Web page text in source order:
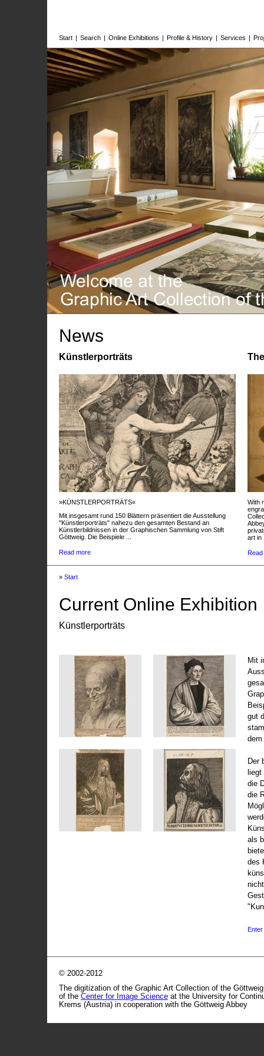
Start | Search | Online Exhibitions | Profile & History | Services |
News
Künstlerporträts
»KÜNSTLERPORTRÄTS«
Mit insgesamt rund 150 Blättern präsentiert die Ausstellung
"Künstlerporträts" nahezu den gesamten Bestand an
Künstlerbildnissen in der Graphischen Sammlung von Stift
Göttweig. Die Beispiele ...
Read more
With
art in
» Start
Current Online Exhibition
Künstlerporträts
Mit
gut
dem
Der
die
die
als
des
Enter
© 2002-2012
The digitization of the Graphic Art Collection of the
of the Center for Image Science at the University for
Krems (Austria) in cooperation with the Göttweig Abbey